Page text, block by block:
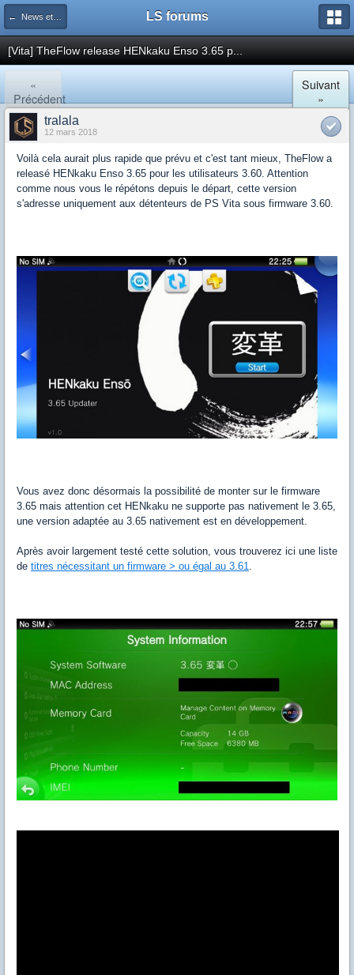
← News et actualités postées sur LS LS forums
[Vita] TheFlow release HENkaku Enso 3.65 p...
«
Précédent
Suivant
»
tralala
12 mars 2018
Voilà cela aurait plus rapide que prévu et c'est tant mieux, TheFlow a
releasé HENkaku Enso 3.65 pour les utilisateurs 3.60. Attention
comme nous vous le répétons depuis le départ, cette version
s'adresse uniquement aux détenteurs de PS Vita sous firmware 3.60.
Vous avez donc désormais la possibilité de monter sur le firmware
3.65 mais attention cet HENkaku ne supporte pas nativement le 3.65,
une version adaptée au 3.65 nativement est en développement.
Après avoir largement testé cette solution, vous trouverez ici une liste
de titres nécessitant un firmware > ou égal au 3.61